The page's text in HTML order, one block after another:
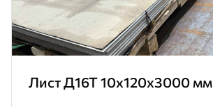
Лист Д16Т 10х120х3000 мм